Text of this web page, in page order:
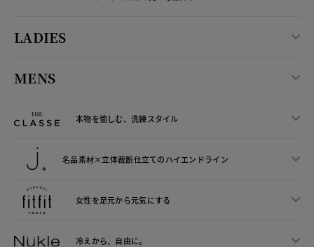
LADIES
MENS
本物を愉しむ、洗練スタイル
名品素材×立体裁断仕立てのハイエンドライン
女性を足元から元気にする
冷えから、 自由に。